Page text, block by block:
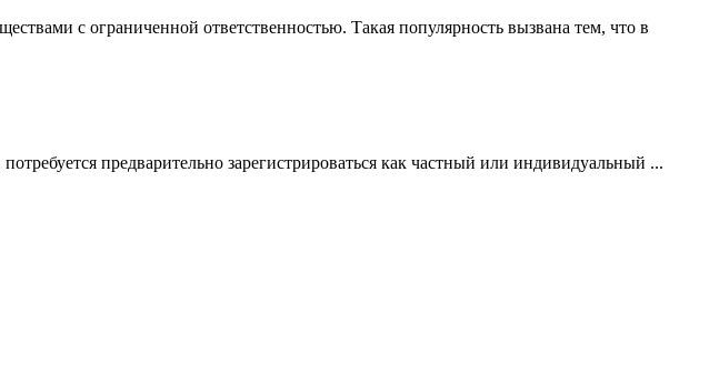
с ограниченной ответственностью. Такая популярность вызвана тем, что в
предварительно зарегистрироваться как частный или индивидуальный ...